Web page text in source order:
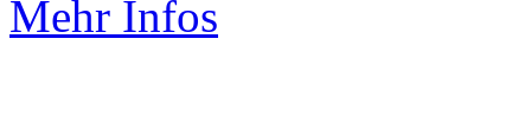
Mehr Infos